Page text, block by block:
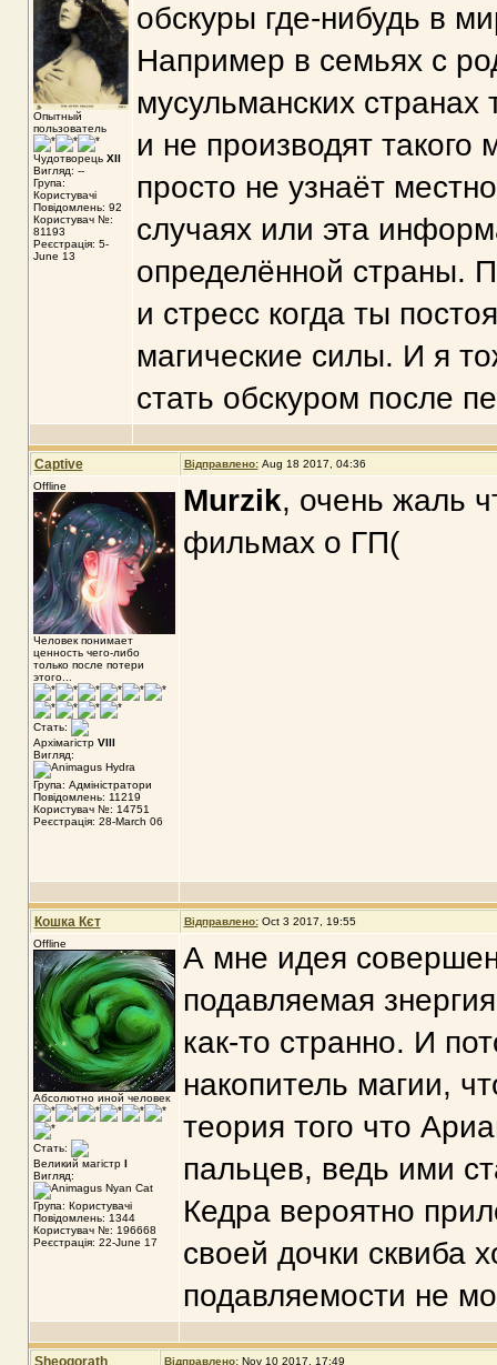
Опытный
пользователь
Чудотворець XII
Вигляд: --
Група:
Користувачі
Повідомлень: 92
Користувач №:
81193
Реєстрація: 5-
June 13
обскуры где-нибудь в
Например в семьях с
мусульманских странах
и не производят
просто не узнаёт
случаях или эта
определённой страны.
и стресс когда ты
магические силы. И я
стать обскуром после
Captive Відправлено: Aug 18 2017, 04:36
Offline
Человек понимает
ценность чего-либо
только после потери
этого...
Стать:
Архімагістр VIII
Вигляд:
Група: Адміністратори
Повідомлень: 11219
Користувач №: 14751
Реєстрація: 28-March 06
Murzik, очень жаль
фильмах о ГП(
Кошка Кєт Відправлено: Oct 3 2017, 19:55
Offline
Абсолютно иной человек
Стать:
Великий магістр I
Вигляд:
Група: Користувачі
Повідомлень: 1344
Користувач №: 196668
Реєстрація: 22-June 17
А мне идея
подавляемая
как-то странно. И
накопитель магии,
теория того что
пальцев, ведь ими
Кедра вероятно
своей дочки сквиба
подавляемости не
Sheogorath Відправлено: Nov 10 2017, 17:49